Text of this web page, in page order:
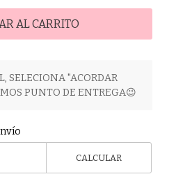
AL CARRITO
SELECIONA "ACORDAR
PUNTO DE ENTREGA😉
CALCULAR